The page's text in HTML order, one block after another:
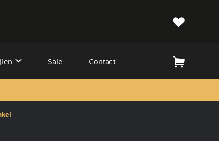
Sale Contact